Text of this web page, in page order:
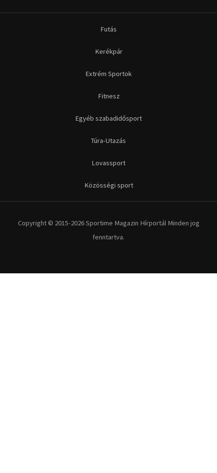
Futás
Kerékpár
Extrém Sportok
Fitnesz
Egyéb szabadidősport
Túra-Utazás
Lovassport
Közösségi sport
Copyright © 2015-2026 Sportime Magazin Hírportál Minden jog
fenntartva.